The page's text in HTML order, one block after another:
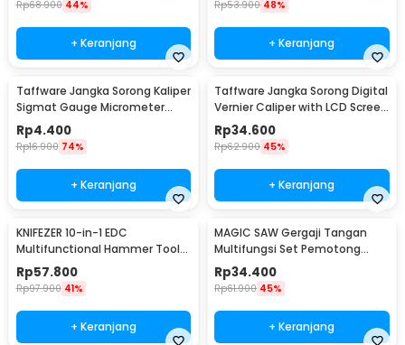
Rp68.900 44%
+ Keranjang
Rp53.900 48%
+ Keranjang
Taffware Jangka Sorong Kaliper
Sigmat Gauge Micrometer
150mm - QST-600
Rp4.400
Rp16.900 74%
+ Keranjang
Taffware Jangka Sorong Digital
Vernier Caliper with LCD Screen
150mm - JIGO-150
Rp34.600
Rp62.900 45%
+ Keranjang
KNIFEZER 10-in-1 EDC
Multifunctional Hammer Tool
for Camping Survival - WL-
9003
Rp57.800
Rp97.900 41%
+ Keranjang
MAGIC SAW Gergaji Tangan
Multifungsi Set Pemotong
Kayu Besi
Rp34.400
Rp61.900 45%
+ Keranjang